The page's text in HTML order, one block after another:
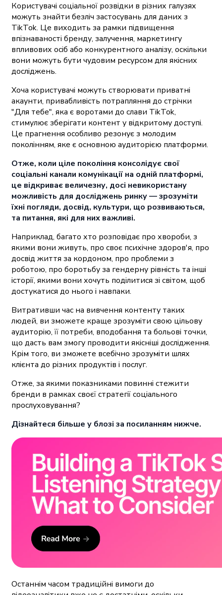
Користувачі соціальної розвідки в різних галузях
можуть знайти безліч застосувань для даних з
TikTok. Це виходить за рамки підвищення
впізнаваності бренду, залучення, маркетингу
впливових осіб або конкурентного аналізу, оскільки
вони можуть бути чудовим ресурсом для якісних
досліджень.
Хоча користувачі можуть створювати приватні
акаунти, привабливість потрапляння до стрічки
"Для тебе", яка є воротами до слави TikTok,
стимулює зберігати контент у відкритому доступі.
Це прагнення особливо резонує з молодим
поколінням, яке є основною аудиторією платформи.
Отже, коли ціле покоління консолідує свої
соціальні канали комунікації на одній платформі,
це відкриває величезну, досі невикористану
можливість для досліджень ринку — зрозуміти
їхні погляди, досвід, культури, що розвиваються,
та питання, які для них важливі.
Наприклад, багато хто розповідає про хвороби, з
якими вони живуть, про своє психічне здоров'я, про
досвід життя за кордоном, про проблеми з
роботою, про боротьбу за гендерну рівність та інші
історії, якими вони хочуть поділитися зі світом, щоб
достукатися до нього і навпаки.
Витративши час на вивчення контенту таких
людей, ви зможете краще зрозуміти свою цільову
аудиторію, її потреби, вподобання та больові точки,
що дасть вам змогу проводити якісніші дослідження.
Крім того, ви зможете всебічно зрозуміти шлях
клієнта до різних продуктів і послуг.
Отже, за якими показниками повинні стежити
бренди в рамках своєї стратегії соціального
прослуховування?
Дізнайтеся більше у блозі за посиланням нижче.
Останнім часом традиційні вимоги до